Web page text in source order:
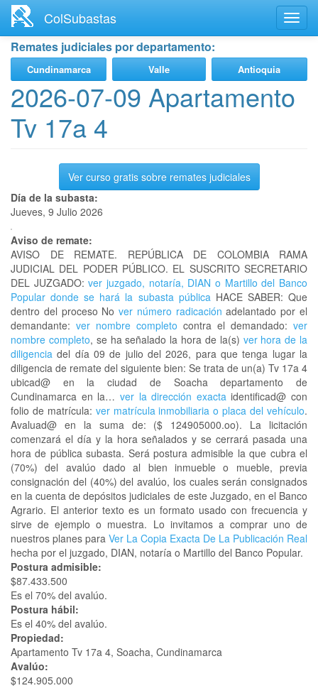
contenido
principal
ColSubastas
Remates judiciales por departamento:
Cundinamarca Valle Antioquia
2026-07-09 Apartamento
Tv 17a 4
Ver curso gratis sobre remates judiciales
Día de la subasta:
Jueves, 9 Julio 2026
Aviso de remate:
AVISO DE REMATE. REPÚBLICA DE COLOMBIA RAMA
JUDICIAL DEL PODER PÚBLICO. EL SUSCRITO SECRETARIO
DEL JUZGADO: ver juzgado, notaría, DIAN o Martillo del Banco
Popular donde se hará la subasta públicaHACE SABER: Que
dentro del proceso Nover número radicación adelantado por el
demandante: ver nombre completo contra el demandado: ver
nombre completo, se ha señalado la hora de la(s) ver hora de la
diligencia del día 09 de julio del 2026, para que tenga lugar la
diligencia de remate del siguiente bien: Se trata de un(a) Tv 17a 4
ubicad@ en la ciudad de Soacha departamento de
Cundinamarca en la… ver la dirección exactaidentificad@ con
folio de matrícula: ver matrícula inmobiliaria o placa del vehículo.
Avaluad@ en la suma de: ($ 124905000.oo). La licitación
comenzará el día y la hora señalados y se cerrará pasada una
hora de pública subasta. Será postura admisible la que cubra el
(70%) del avalúo dado al bien inmueble o mueble, previa
consignación del (40%) del avalúo, los cuales serán consignados
en la cuenta de depósitos judiciales de este Juzgado, en el Banco
Agrario. El anterior texto es un formato usado con frecuencia y
sirve de ejemplo o muestra. Lo invitamos a comprar uno de
nuestros planes para Ver La Copia Exacta De La Publicación Real
hecha por el juzgado, DIAN, notaría o Martillo del Banco Popular.
Postura admisible:
$87.433.500
Es el 70% del avalúo.
Postura hábil:
Es el 40% del avalúo.
Propiedad:
Apartamento Tv 17a 4, Soacha, Cundinamarca
Avalúo:
$124.905.000